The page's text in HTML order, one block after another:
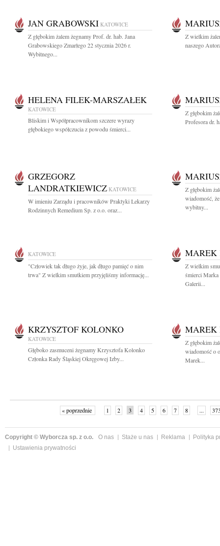
JAN GRABOWSKI KATOWICE
Z głębokim żalem żegnamy Prof. dr. hab. Jana
Grabowskiego Zmarłego 22 stycznia 2026 r.
Wybitnego...
Z wielkim
naszego
HELENA FILEK-MARSZAŁEK
KATOWICE
Bliskim i Współpracownikom szczere wyrazy
głębokiego współczucia z powodu śmierci...
Z głębokim
Profesora dr.
GRZEGORZ
LANDRATKIEWICZ KATOWICE
W imieniu Zarządu i pracowników Praktyki Lekarzy
Rodzinnych Remedium Sp. z o.o. oraz...
Z głębokim
wiadomość,
wybitny...
KATOWICE
"Człowiek tak długo żyje, jak długo pamięć o nim
trwa" Z wielkim smutkiem przyjęliśmy informację...
MAREK
Z wielkim
śmierci
Galerii...
KRZYSZTOF KOLONKO
KATOWICE
Głęboko zasmuceni żegnamy Krzysztofa Kolonko
Członka Rady Śląskiej Okręgowej Izby...
MAREK
Z głębokim
wiadomość o
Marek...
« poprzednie 1 2 3 4 5 6 7 8 ...
Copyright © Wyborcza sp. z o.o. O nas Staże u nas Reklama
Polityka
Ustawienia prywatności